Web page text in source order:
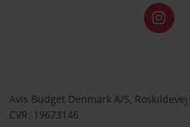
Avis Budget Denmark A/S,
CVR: 19673146